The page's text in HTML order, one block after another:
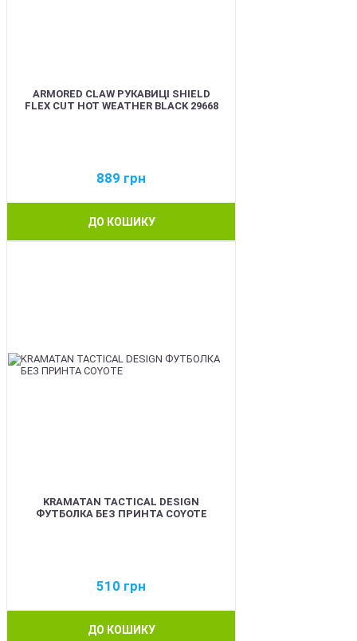
ARMORED CLAW РУКАВИЦІ SHIELD
FLEX CUT HOT WEATHER BLACK 29668
889 грн
ДО КОШИКУ
KRAMATAN TACTICAL DESIGN
ФУТБОЛКА БЕЗ ПРИНТА COYOTE
510 грн
ДО КОШИКУ